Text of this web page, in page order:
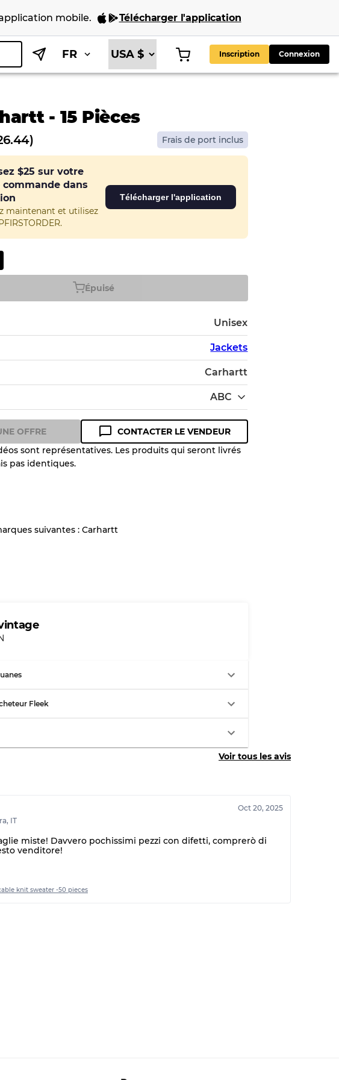
mobile. Télécharger l'application
FR Inscription Connexion
- 15 Pièces
Frais de port inclus
$25 sur votre
dans
maintenant et utilisez
Télécharger l'application
Épuisé
Unisex
Jackets
Carhartt
ABC
de chaque article avant l'achat.
d'erreur allant jusqu'à
à 3 niveaux
utilisé
visible avec taches
ratios mixtes
OFFRE
CONTACTER LE VENDEUR
sont représentatives. Les produits qui seront livrés
pas identiques.
suivantes : Carhartt
Fleek
Voir tous les avis
, IT
Oct 20, 2025
miste! Davvero pochissimi pezzi con difetti, comprerò di
venditore!
knit sweater -50 pieces